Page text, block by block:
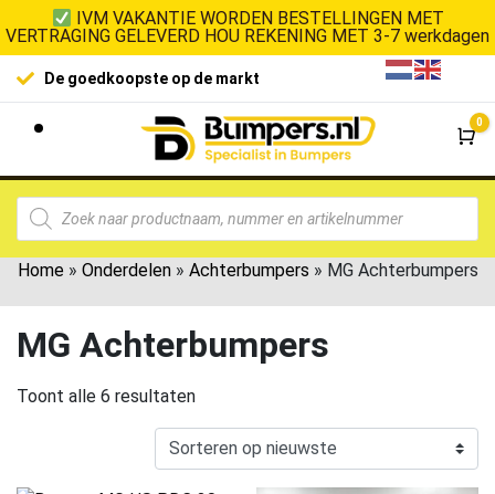
IVM VAKANTIE WORDEN BESTELLINGEN MET
VERTRAGING GELEVERD HOU REKENING MET 3-7 werkdagen
De goedkoopste op de markt
0
Home » Onderdelen » Achterbumpers » MG Achterbumpers
MG Achterbumpers
Toont alle 6 resultaten